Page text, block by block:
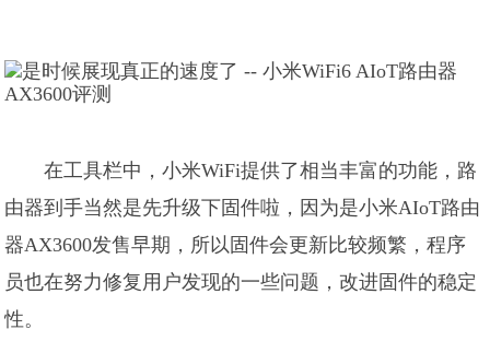
在工具栏中，小米WiFi提供了相当丰富的功能，路
由器到手当然是先升级下固件啦，因为是小米AIoT路由
器AX3600发售早期，所以固件会更新比较频繁，程序
员也在努力修复用户发现的一些问题，改进固件的稳定
性。